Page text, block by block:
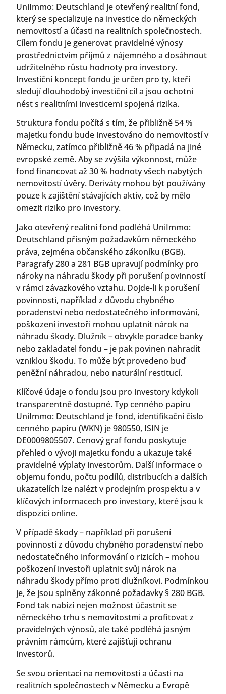
UniImmo: Deutschland je otevřený realitní fond,
který se specializuje na investice do německých
nemovitostí a účasti na realitních společnostech.
Cílem fondu je generovat pravidelné výnosy
prostřednictvím příjmů z nájemného a dosáhnout
udržitelného růstu hodnoty pro investory.
Investiční koncept fondu je určen pro ty, kteří
sledují dlouhodobý investiční cíl a jsou ochotni
nést s realitními investicemi spojená rizika.
Struktura fondu počítá s tím, že přibližně 54 %
majetku fondu bude investováno do nemovitostí v
Německu, zatímco přibližně 46 % připadá na jiné
evropské země. Aby se zvýšila výkonnost, může
fond financovat až 30 % hodnoty všech nabytých
nemovitostí úvěry. Deriváty mohou být používány
pouze k zajištění stávajících aktiv, což by mělo
omezit riziko pro investory.
Jako otevřený realitní fond podléhá UniImmo:
Deutschland přísným požadavkům německého
práva, zejména občanského zákoníku (BGB).
Paragrafy 280 a 281 BGB upravují podmínky pro
nároky na náhradu škody při porušení povinností
v rámci závazkového vztahu. Dojde-li k porušení
povinnosti, například z důvodu chybného
poradenství nebo nedostatečného informování,
poškození investoři mohou uplatnit nárok na
náhradu škody. Dlužník – obvykle poradce banky
nebo zakladatel fondu – je pak povinen nahradit
vzniklou škodu. To může být provedeno buď
peněžní náhradou, nebo naturální restitucí.
Klíčové údaje o fondu jsou pro investory kdykoli
transparentně dostupné. Typ cenného papíru
UniImmo: Deutschland je fond, identifikační číslo
cenného papíru (WKN) je 980550, ISIN je
DE0009805507. Cenový graf fondu poskytuje
přehled o vývoji majetku fondu a ukazuje také
pravidelné výplaty investorům. Další informace o
objemu fondu, počtu podílů, distribucích a dalších
ukazatelích lze nalézt v prodejním prospektu a v
klíčových informacech pro investory, které jsou k
dispozici online.
V případě škody – například při porušení
povinnosti z důvodu chybného poradenství nebo
nedostatečného informování o rizicích – mohou
poškození investoři uplatnit svůj nárok na
náhradu škody přímo proti dlužníkovi. Podmínkou
je, že jsou splněny zákonné požadavky § 280 BGB.
Fond tak nabízí nejen možnost účastnit se
německého trhu s nemovitostmi a profitovat z
pravidelných výnosů, ale také podléhá jasným
právním rámcům, které zajišťují ochranu
investorů.
Se svou orientací na nemovitosti a účasti na
realitních společnostech v Německu a Evropě